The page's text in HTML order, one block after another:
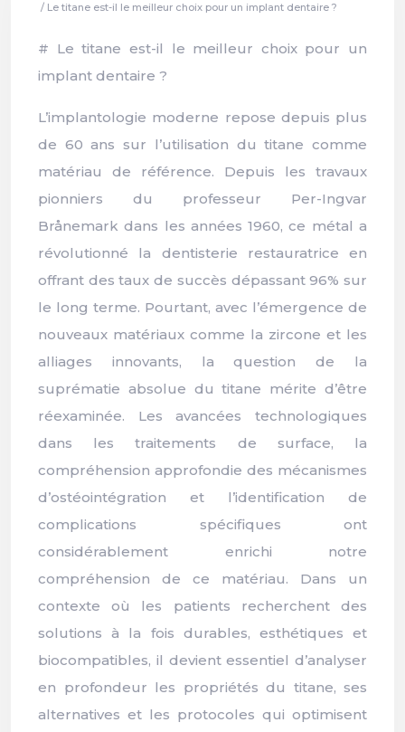
/ Le titane est-il le meilleur choix pour un implant dentaire ?
# Le titane est-il le meilleur choix pour un
implant dentaire ?
L’implantologie moderne repose depuis plus
de 60 ans sur l’utilisation du titane comme
matériau de référence. Depuis les travaux
pionniers du professeur Per-Ingvar
Brånemark dans les années 1960, ce métal a
révolutionné la dentisterie restauratrice en
offrant des taux de succès dépassant 96% sur
le long terme. Pourtant, avec l’émergence de
nouveaux matériaux comme la zircone et les
alliages innovants, la question de la
suprématie absolue du titane mérite d’être
réexaminée. Les avancées technologiques
dans les traitements de surface, la
compréhension approfondie des mécanismes
d’ostéointégration et l’identification de
complications spécifiques ont
considérablement enrichi notre
compréhension de ce matériau. Dans un
contexte où les patients recherchent des
solutions à la fois durables, esthétiques et
biocompatibles, il devient essentiel d’analyser
en profondeur les propriétés du titane, ses
alternatives et les protocoles qui optimisent